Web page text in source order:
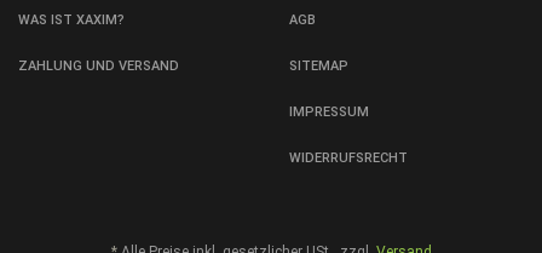
WAS IST XAXIM?
ZAHLUNG UND VERSAND
AGB
SITEMAP
IMPRESSUM
WIDERRUFSRECHT